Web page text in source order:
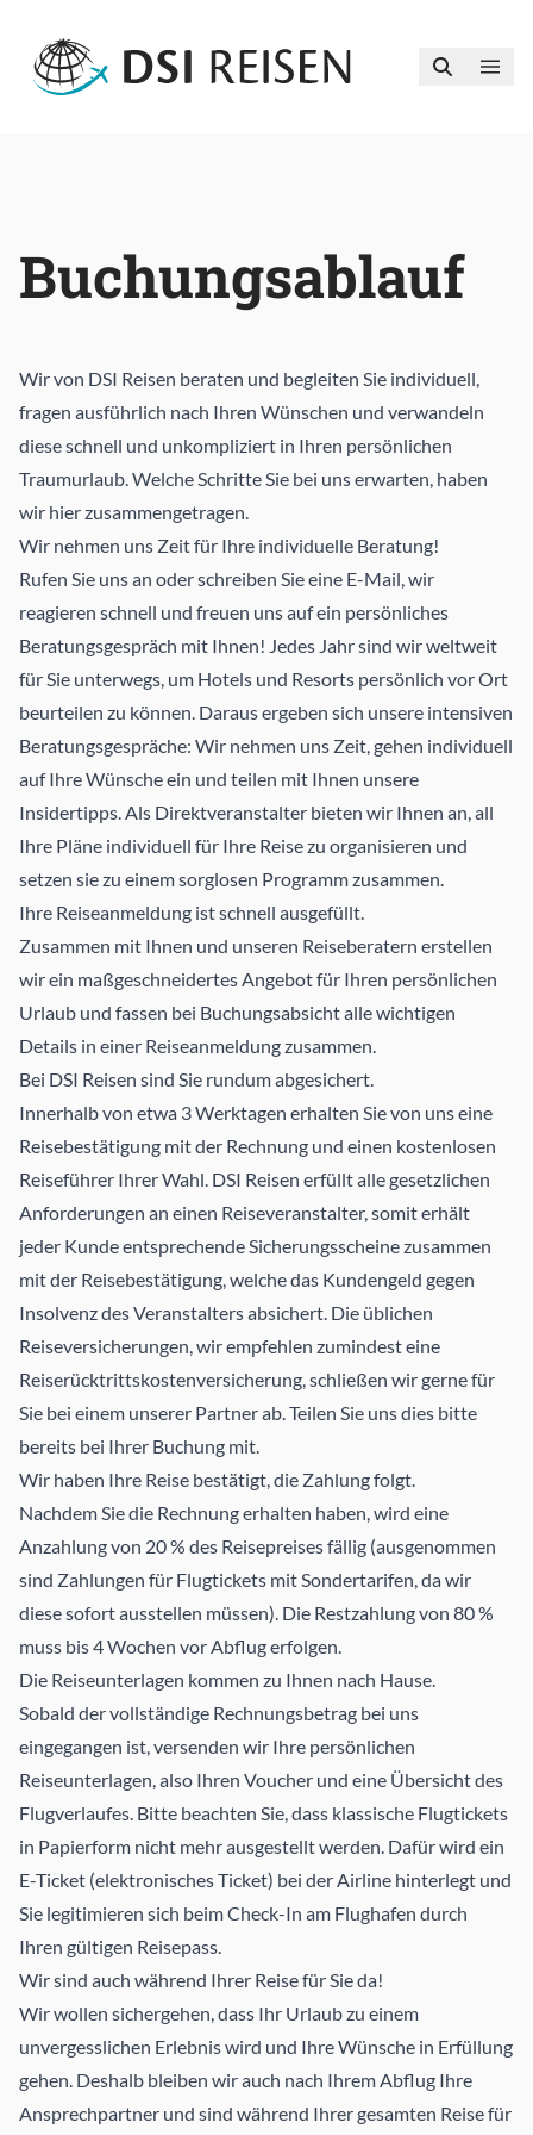
Buchungsablauf
Wir von DSI Reisen beraten und begleiten Sie individuell,
fragen ausführlich nach Ihren Wünschen und verwandeln
diese schnell und unkompliziert in Ihren persönlichen
Traumurlaub. Welche Schritte Sie bei uns erwarten, haben
wir hier zusammengetragen.
Wir nehmen uns Zeit für Ihre individuelle Beratung!
Rufen Sie uns an oder schreiben Sie eine E-Mail, wir
reagieren schnell und freuen uns auf ein persönliches
Beratungsgespräch mit Ihnen! Jedes Jahr sind wir weltweit
für Sie unterwegs, um Hotels und Resorts persönlich vor Ort
beurteilen zu können. Daraus ergeben sich unsere intensiven
Beratungsgespräche: Wir nehmen uns Zeit, gehen individuell
auf Ihre Wünsche ein und teilen mit Ihnen unsere
Insidertipps. Als Direktveranstalter bieten wir Ihnen an, all
Ihre Pläne individuell für Ihre Reise zu organisieren und
setzen sie zu einem sorglosen Programm zusammen.
Ihre Reiseanmeldung ist schnell ausgefüllt.
Zusammen mit Ihnen und unseren Reiseberatern erstellen
wir ein maßgeschneidertes Angebot für Ihren persönlichen
Urlaub und fassen bei Buchungsabsicht alle wichtigen
Details in einer Reiseanmeldung zusammen.
Bei DSI Reisen sind Sie rundum abgesichert.
Innerhalb von etwa 3 Werktagen erhalten Sie von uns eine
Reisebestätigung mit der Rechnung und einen kostenlosen
Reiseführer Ihrer Wahl. DSI Reisen erfüllt alle gesetzlichen
Anforderungen an einen Reiseveranstalter, somit erhält
jeder Kunde entsprechende Sicherungsscheine zusammen
mit der Reisebestätigung, welche das Kundengeld gegen
Insolvenz des Veranstalters absichert. Die üblichen
Reiseversicherungen, wir empfehlen zumindest eine
Reiserücktrittskostenversicherung, schließen wir gerne für
Sie bei einem unserer Partner ab. Teilen Sie uns dies bitte
bereits bei Ihrer Buchung mit.
Wir haben Ihre Reise bestätigt, die Zahlung folgt.
Nachdem Sie die Rechnung erhalten haben, wird eine
Anzahlung von 20 % des Reisepreises fällig (ausgenommen
sind Zahlungen für Flugtickets mit Sondertarifen, da wir
diese sofort ausstellen müssen). Die Restzahlung von 80 %
muss bis 4 Wochen vor Abflug erfolgen.
Die Reiseunterlagen kommen zu Ihnen nach Hause.
Sobald der vollständige Rechnungsbetrag bei uns
eingegangen ist, versenden wir Ihre persönlichen
Reiseunterlagen, also Ihren Voucher und eine Übersicht des
Flugverlaufes. Bitte beachten Sie, dass klassische Flugtickets
in Papierform nicht mehr ausgestellt werden. Dafür wird ein
E-Ticket (elektronisches Ticket) bei der Airline hinterlegt und
Sie legitimieren sich beim Check-In am Flughafen durch
Ihren gültigen Reisepass.
Wir sind auch während Ihrer Reise für Sie da!
Wir wollen sichergehen, dass Ihr Urlaub zu einem
unvergesslichen Erlebnis wird und Ihre Wünsche in Erfüllung
gehen. Deshalb bleiben wir auch nach Ihrem Abflug Ihre
Ansprechpartner und sind während Ihrer gesamten Reise für